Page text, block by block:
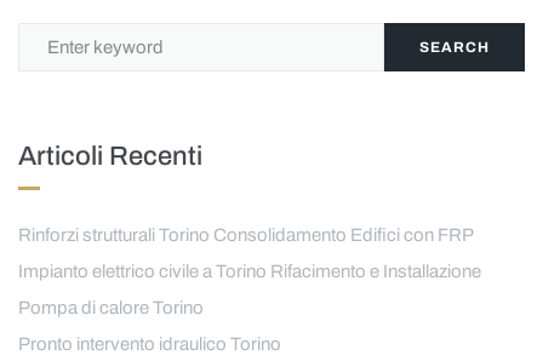
SEARCH
Articoli Recenti
Rinforzi strutturali Torino Consolidamento Edifici con FRP
Impianto elettrico civile a Torino Rifacimento e Installazione
Pompa di calore Torino
Pronto intervento idraulico Torino